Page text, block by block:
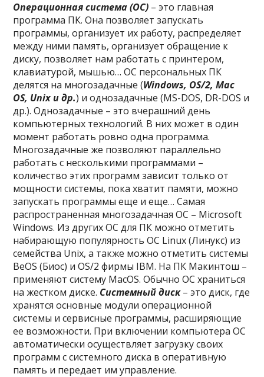
Операционная система (ОС) – это главная
программа ПК. Она позволяет запускать
программы, организует их работу, распределяет
между ними память, организует обращение к
диску, позволяет нам работать с принтером,
клавиатурой, мышью… ОС персональных ПК
делятся на многозадачные (Windows, OS/2, Mac
OS, Unix и др.) и однозадачные (MS-DOS, DR-DOS и
др.). Однозадачные – это вчерашний день
компьютерных технологий. В них может в один
момент работать ровно одна программа.
Многозадачные же позволяют параллельно
работать с несколькими программами –
количество этих программ зависит только от
мощности системы, пока хватит памяти, можно
запускать программы еще и еще… Самая
распространенная многозадачная ОС – Microsoft
Windows. Из других ОС для ПК можно отметить
набирающую популярность ОС Linux (Линукс) из
семейства Unix, а также можно отметить системы
BeOS (Биос) и OS/2 фирмы IBM. На ПК Макинтош –
применяют систему MacOS. Обычно ОС храниться
на жестком диске. Системный диск– это диск, где
хранятся основные модули операционной
системы и сервисные программы, расширяющие
ее возможности. При включении компьютера ОС
автоматически осуществляет загрузку своих
программ с системного диска в оперативную
память и передает им управление.